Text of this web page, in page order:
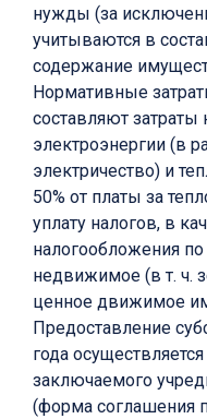
нужды (за
учитываются в
содержание
Нормативные
составляют затраты
электроэнергии (в
электричество) и
50% от платы за
уплату налогов, в
налогообложения
недвижимое (в т. ч.
ценное движимое
Предоставление
года
заключаемого
(форма соглашения